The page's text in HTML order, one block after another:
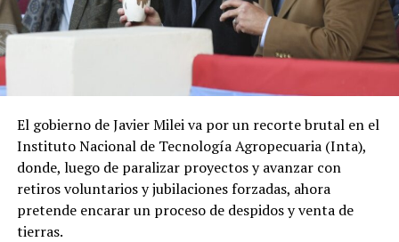
El gobierno de Javier Milei va por un recorte brutal en el
Instituto Nacional de Tecnología Agropecuaria (Inta),
donde, luego de paralizar proyectos y avanzar con
retiros voluntarios y jubilaciones forzadas, ahora
pretende encarar un proceso de despidos y venta de
tierras.